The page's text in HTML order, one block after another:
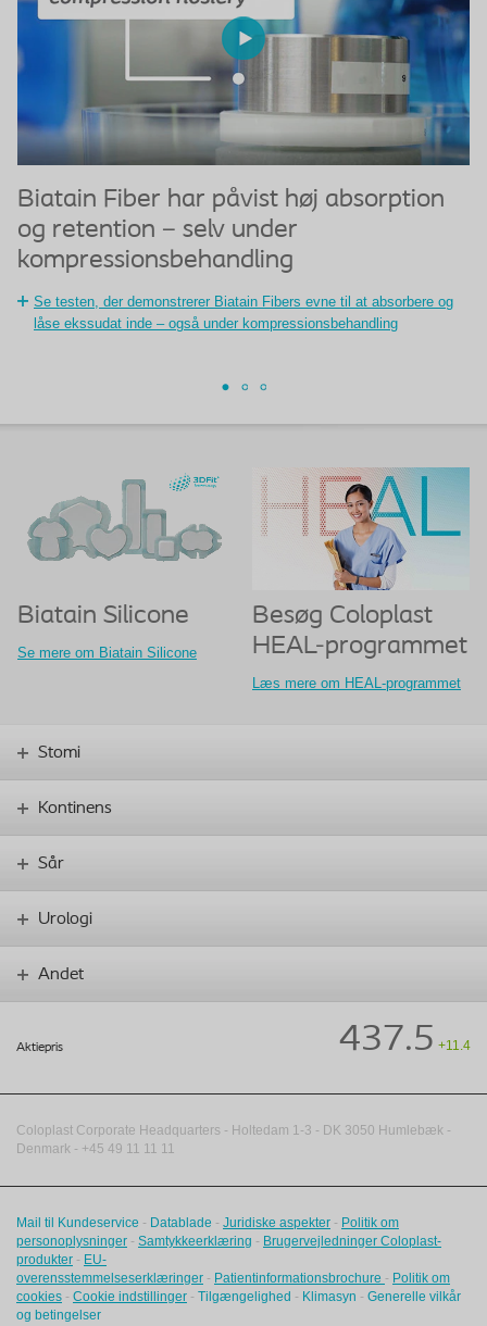
Biatain Fiber har påvist høj absorption
og retention – selv under
kompressionsbehandling
Se testen, der demonstrerer Biatain Fibers evne til at absorbere og
låse ekssudat inde – også under kompressionsbehandling
Biatain Silicone
Se mere om Biatain Silicone
Besøg Coloplast
HEAL-programmet
Læs mere om HEAL-programmet
Stomi
Kontinens
Sår
Urologi
Andet
Aktiepris 437.5 +11.4
Coloplast Corporate Headquarters - Holtedam 1-3 - DK 3050 Humlebæk -
Denmark - +45 49 11 11 11
Mail til Kundeservice - Datablade - Juridiske aspekter - Politik om
personoplysninger - Samtykkeerklæring - Brugervejledninger Coloplast-
produkter - EU-
overensstemmelseserklæringer - Patientinformationsbrochure - Politik om
cookies - Cookie indstillinger - Tilgængelighed - Klimasyn - Generelle vilkår
og betingelser